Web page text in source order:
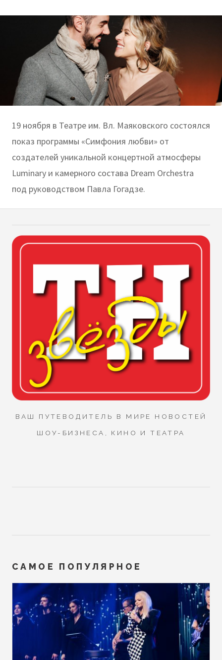
19 ноября в Театре им. Вл. Маяковского состоялся
показ программы «Симфония любви» от
создателей уникальной концертной атмосферы
Luminary и камерного состава Dream Orchestra
под руководством Павла Гогадзе.
ВАШ ПУТЕВОДИТЕЛЬ В МИРЕ НОВОСТЕЙ
ШОУ-БИЗНЕСА, КИНО И ТЕАТРА
САМОЕ ПОПУЛЯРНОЕ